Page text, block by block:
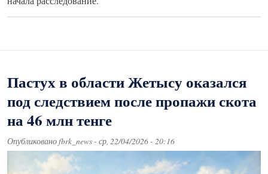
Пастух в области Жетысу оказался
под следствием после пропажи скота
на 46 млн тенге
Опубликованоfbrk_news- ср, 22/04/2026 - 20:16